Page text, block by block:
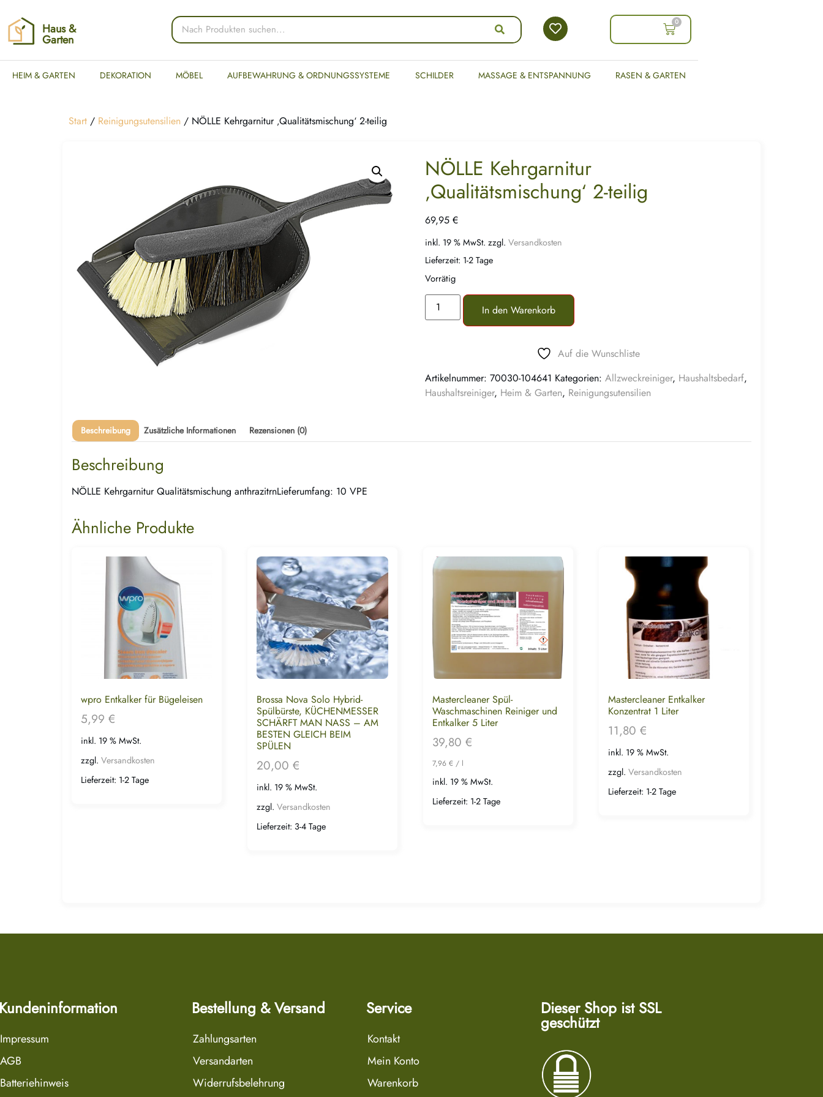
Haus &
Garten
0
HEIM & GARTEN DEKORATION MÖBEL AUFBEWAHRUNG & ORDNUNGSSYSTEME SCHILDER MASSAGE & ENTSPANNUNG RASEN & GARTEN
Start / Reinigungsutensilien / NÖLLE Kehrgarnitur ‚Qualitätsmischung‘ 2-teilig
NÖLLE Kehrgarnitur
‚Qualitätsmischung‘ 2-teilig
69,95€
inkl. 19 % MwSt. zzgl.Versandkosten
Lieferzeit: 1-2 Tage
Vorrätig
In den Warenkorb
Auf die Wunschliste
Artikelnummer:70030-104641 Kategorien:Allzweckreiniger, Haushaltsbedarf,
Haushaltsreiniger, Heim & Garten, Reinigungsutensilien
Beschreibung Zusätzliche Informationen Rezensionen (0)
Beschreibung
NÖLLE Kehrgarnitur Qualitätsmischung anthrazitrnLieferumfang: 10 VPE
Ähnliche Produkte
wpro Entkalker für Bügeleisen
5,99 €
inkl. 19 % MwSt.
zzgl. Versandkosten
Lieferzeit: 1-2 Tage
Brossa Nova Solo Hybrid-
Spülbürste, KÜCHENMESSER
SCHÄRFT MAN NASS – AM
BESTEN GLEICH BEIM
SPÜLEN
20,00 €
inkl. 19 % MwSt.
zzgl. Versandkosten
Lieferzeit: 3-4 Tage
Mastercleaner Spül-
Waschmaschinen Reiniger und
Entkalker 5 Liter
39,80 €
7,96 €/ l
inkl. 19 % MwSt.
Lieferzeit: 1-2 Tage
Mastercleaner Entkalker
Konzentrat 1 Liter
11,80 €
inkl. 19 % MwSt.
zzgl. Versandkosten
Lieferzeit: 1-2 Tage
Impressum
AGB
Batteriehinweis
Bestellung & Versand
Zahlungsarten
Versandarten
Widerrufsbelehrung
Service
Kontakt
Mein Konto
Warenkorb
Dieser Shop ist SSL
geschützt